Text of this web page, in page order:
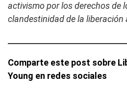
activismo por los derechos de
clandestinidad de la liberación
Comparte este post sobre
Young en redes sociales